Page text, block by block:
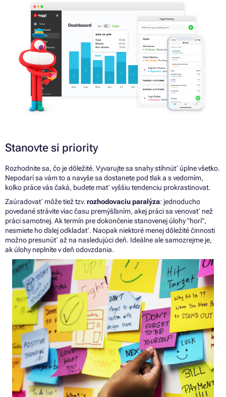
Stanovte si priority
Rozhodnite sa, čo je dôležité. Vyvarujtesa snahy stihnúť úplne všetko.
Nepodarísa vámtoa navyšesa dostanete pod tlaka s vedomím,
koľko práce vás čaká, budete mať vyššiu tendenciu prokrastinovat.
Zaúradovať môže tiež tzv. rozhodovaciu paralýza: jednoducho
povedané strávite viac času premýšľaním, akej prácisa venovať než
práci samotnej. Ak termín pre dokončenie stanovenej úlohy "horí",
nesmiete ho ďalej odkladať. Naopak niektoré menej dôležité činnosti
možno presunúť až na nasledujúci deň. Ideálne ale samozrejme je,
ak úlohy neplnítevdeň odovzdania.